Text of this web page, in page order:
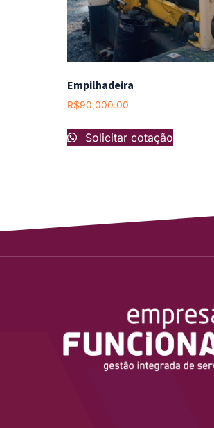
Empilhadeira
R$90,000.00
Solicitar cotação